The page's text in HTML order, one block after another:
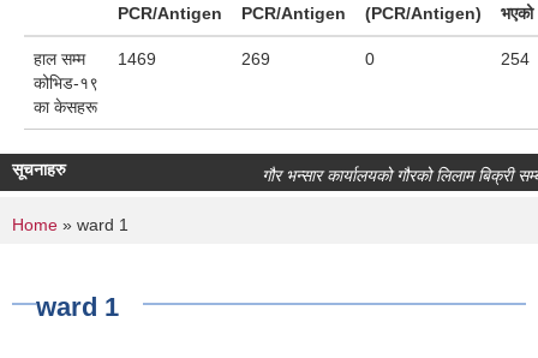
PCR/Antigen
PCR/Antigen
(PCR/Antigen)
भएको
हाल सम्म
कोभिड-१९
का केसहरू
1469 269 0 254
सूचनाहरु गौर भन्सार कार्यालयको गौरको लिलाम बिक्री
You are here
Home » ward 1
ward 1